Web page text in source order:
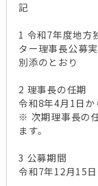
記
1 令和7年度地方
ター理事長公募
別添のとおり
2 理事長の任期
令和8年4月1日か
※ 次期理事長の
ます。
3 公募期間
令和7年12月15